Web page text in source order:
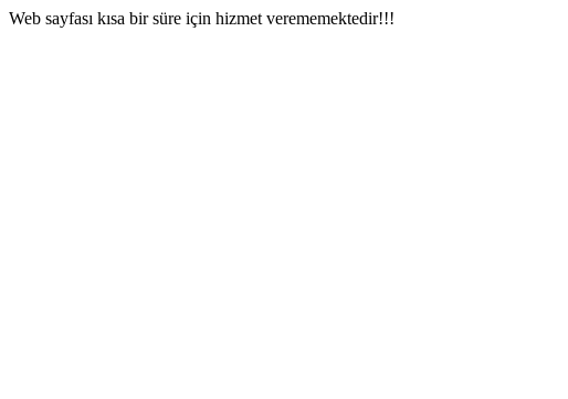
Web sayfası kısa bir süre için hizmet verememektedir!!!